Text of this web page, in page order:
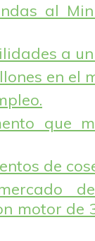
al
a
en el
que
de
motor de